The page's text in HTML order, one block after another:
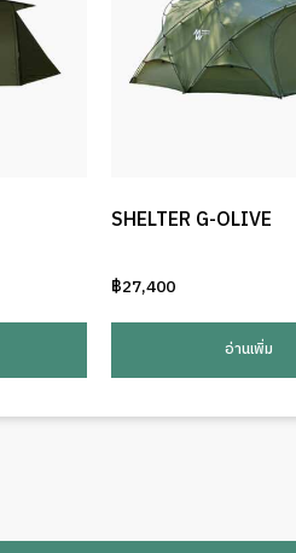
SHELTER G-OLIVE
฿27,400
อ่านเพิ่ม